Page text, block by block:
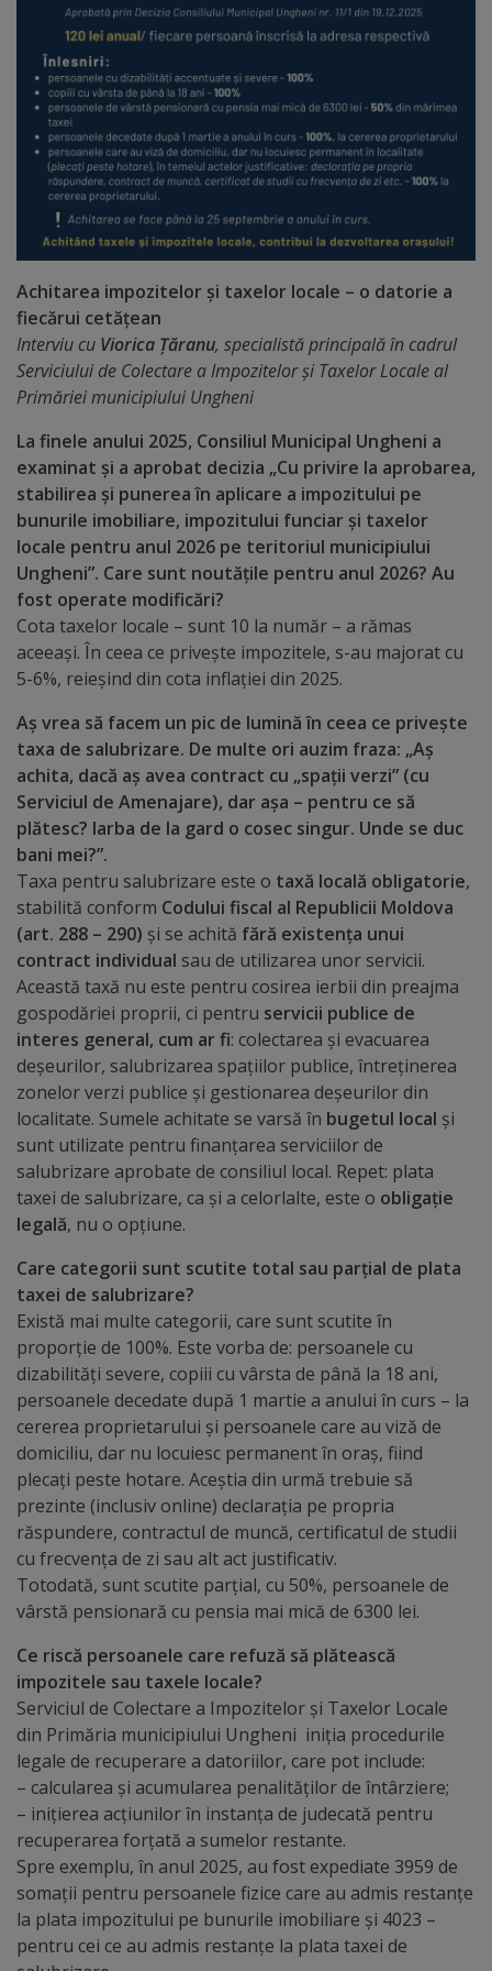
Distincții
Cetățeni
de
onoare
Deținători
ai
titlului
„Merite
pentru
Ungheni”
Diplome
de
Excelență
Ungheniul
turistic
Obiective
turistice
Sculpturi
(harta
sculpturilor)
Monumente
arhitecturale
Personalități
marcante
Sportivi
de
performanță
Orașul
în
imagini
Galerie
video
Galerii
foto
Administrație
Primărie
Primar
Viceprimari
Organigrama
Aparatul
primăriei
Achitarea impozitelor și taxelor locale – o datorie a
fiecărui cetățean
Interviu cu Viorica Țăranu, specialistă principală în cadrul
Serviciului de Colectare a Impozitelor și Taxelor Locale al
Primăriei municipiului Ungheni
La finele anului 2025, Consiliul Municipal Ungheni a
examinat și a aprobat decizia „Cu privire la aprobarea,
stabilirea și punerea în aplicare a impozitului pe
bunurile imobiliare, impozitului funciar și taxelor
locale pentru anul 2026 pe teritoriul municipiului
Ungheni”. Care sunt noutățile pentru anul 2026? Au
fost operate modificări?
Cota taxelor locale – sunt 10 la număr – a rămas
aceeași. În ceea ce privește impozitele, s-au majorat cu
5-6%, reieșind din cota inflației din 2025.
Aș vrea să facem un pic de lumină în ceea ce privește
taxa de salubrizare. De multe ori auzim fraza: „Aș
achita, dacă aș avea contract cu „spații verzi” (cu
Serviciul de Amenajare), dar așa – pentru ce să
plătesc? Iarba de la gard o cosec singur. Unde se duc
bani mei?”.
Taxa pentru salubrizare este o taxă locală obligatorie,
stabilită conform Codului fiscal al Republicii Moldova
(art. 288 – 290) și se achită fără existența unui
contract individual sau de utilizarea unor servicii.
Această taxă nu este pentru cosirea ierbii din preajma
gospodăriei proprii, ci pentru servicii publice de
interes general, cum ar fi: colectarea și evacuarea
deșeurilor, salubrizarea spațiilor publice, întreținerea
zonelor verzi publice și gestionarea deșeurilor din
localitate. Sumele achitate se varsă în bugetul local și
sunt utilizate pentru finanțarea serviciilor de
salubrizare aprobate de consiliul local. Repet: plata
taxei de salubrizare, ca și a celorlalte, este o obligație
legală, nu o opțiune.
Care categorii sunt scutite total sau parțial de plata
taxei de salubrizare?
Există mai multe categorii, care sunt scutite în
proporție de 100%. Este vorba de: persoanele cu
dizabilități severe, copiii cu vârsta de până la 18 ani,
persoanele decedate după 1 martie a anului în curs – la
cererea proprietarului și persoanele care au viză de
domiciliu, dar nu locuiesc permanent în oraș, fiind
plecați peste hotare. Aceștia din urmă trebuie să
prezinte (inclusiv online) declarația pe propria
răspundere, contractul de muncă, certificatul de studii
cu frecvența de zi sau alt act justificativ.
Totodată, sunt scutite parțial, cu 50%, persoanele de
vârstă pensionară cu pensia mai mică de 6300 lei.
Ce riscă persoanele care refuză să plătească
impozitele sau taxele locale?
Serviciul de Colectare a Impozitelor și Taxelor Locale
din Primăria municipiului Ungheni iniția procedurile
legale de recuperare a datoriilor, care pot include:
– calcularea și acumularea penalităților de întârziere;
– inițierea acțiunilor în instanța de judecată pentru
recuperarea forțată a sumelor restante.
Spre exemplu, în anul 2025, au fost expediate 3959 de
somații pentru persoanele fizice care au admis restanțe
la plata impozitului pe bunurile imobiliare și 4023 –
pentru cei ce au admis restanțe la plata taxei de